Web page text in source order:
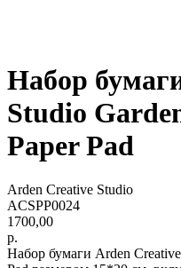
Набор
Studio
Paper Pad
Arden Creative Studio
ACSPP0024
1700,00
р.
Набор бумаги Arden